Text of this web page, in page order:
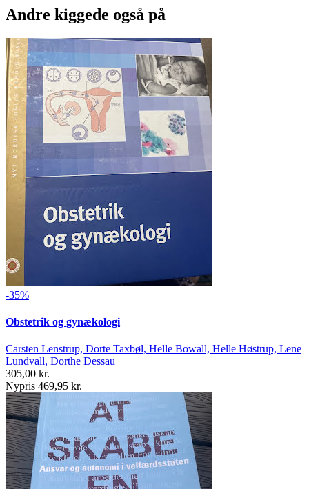
Andre kiggede også på
-35%
Obstetrik og gynækologi
Carsten Lenstrup, Dorte Taxbøl, Helle Bowall, Helle Høstrup, Lene
Lundvall, Dorthe Dessau
305,00 kr.
Nypris 469,95 kr.